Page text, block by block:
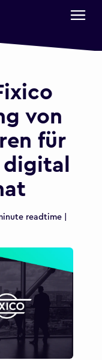
von
für
readtime |